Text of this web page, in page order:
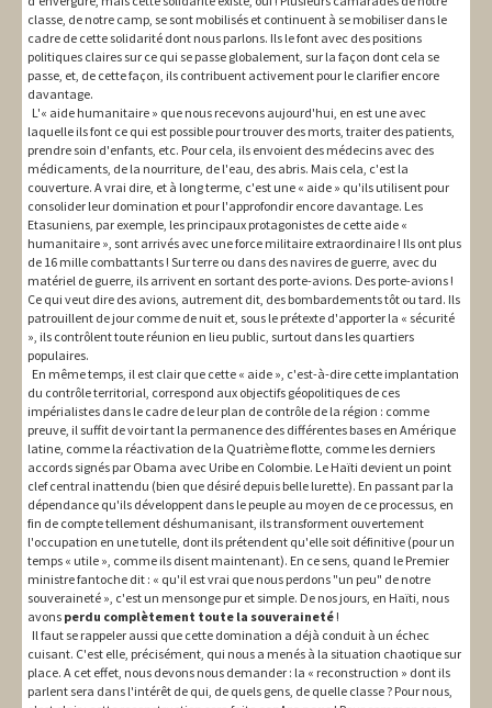
classe, de notre camp, se sont mobilisés et continuent à se mobiliser dans le
cadre de cette solidarité dont nous parlons. Ils le font avec des positions
politiques claires sur ce qui se passe globalement, sur la façon dont cela se
passe, et, de cette façon, ils contribuent activement pour le clarifier encore
davantage.
L'« aide humanitaire » que nous recevons aujourd'hui, en est une avec
laquelle ils font ce qui est possible pour trouver des morts, traiter des patients,
prendre soin d'enfants, etc. Pour cela, ils envoient des médecins avec des
médicaments, de la nourriture, de l'eau, des abris. Mais cela, c'est la
couverture. A vrai dire, et à long terme, c'est une « aide » qu'ils utilisent pour
consolider leur domination et pour l'approfondir encore davantage. Les
Etasuniens, par exemple, les principaux protagonistes de cette aide «
humanitaire », sont arrivés avec une force militaire extraordinaire ! Ils ont plus
de 16 mille combattants ! Sur terre ou dans des navires de guerre, avec du
matériel de guerre, ils arrivent en sortant des porte-avions. Des porte-avions !
Ce qui veut dire des avions, autrement dit, des bombardements tôt ou tard. Ils
patrouillent de jour comme de nuit et, sous le prétexte d'apporter la « sécurité
», ils contrôlent toute réunion en lieu public, surtout dans les quartiers
populaires.
En même temps, il est clair que cette « aide », c'est-à-dire cette implantation
du contrôle territorial, correspond aux objectifs géopolitiques de ces
impérialistes dans le cadre de leur plan de contrôle de la région : comme
preuve, il suffit de voir tant la permanence des différentes bases en Amérique
latine, comme la réactivation de la Quatrième flotte, comme les derniers
accords signés par Obama avec Uribe en Colombie. Le Haïti devient un point
clef central inattendu (bien que désiré depuis belle lurette). En passant par la
dépendance qu'ils développent dans le peuple au moyen de ce processus, en
fin de compte tellement déshumanisant, ils transforment ouvertement
l'occupation en une tutelle, dont ils prétendent qu'elle soit définitive (pour un
temps « utile », comme ils disent maintenant). En ce sens, quand le Premier
ministre fantoche dit : « qu'il est vrai que nous perdons "un peu" de notre
souveraineté », c'est un mensonge pur et simple. De nos jours, en Haïti, nous
avons perdu complètement toute la souveraineté !
Il faut se rappeler aussi que cette domination a déjà conduit à un échec
cuisant. C'est elle, précisément, qui nous a menés à la situation chaotique sur
place. A cet effet, nous devons nous demander : la « reconstruction » dont ils
parlent sera dans l'intérêt de qui, de quels gens, de quelle classe ? Pour nous,